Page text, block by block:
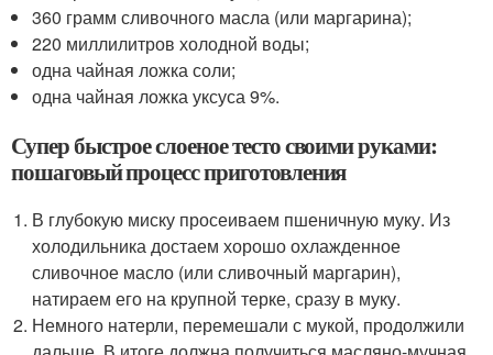
360 грамм сливочного масла (или маргарина);
220 миллилитров холодной воды;
одна чайная ложка соли;
одна чайная ложка уксуса 9%.
Супер быстрое слоеное тесто своими руками:
пошаговый процесс приготовления
В глубокую миску просеиваем пшеничную муку. Из
холодильника достаем хорошо охлажденное
сливочное масло (или сливочный маргарин),
натираем его на крупной терке, сразу в муку.
Немного натерли, перемешали с мукой, продолжили